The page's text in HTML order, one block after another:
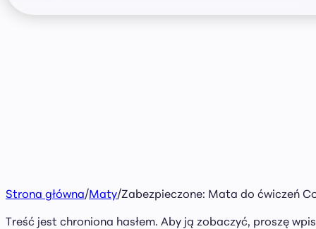
Strona główna/Maty/Zabezpieczone: Mata do ćwiczeń
Treść jest chroniona hasłem. Aby ją zobaczyć, proszę